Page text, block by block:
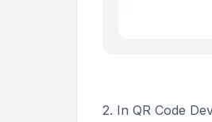
2. In QR Code